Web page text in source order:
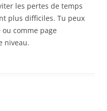
les pertes de temps
plus difficiles. Tu peux
comme page
niveau.